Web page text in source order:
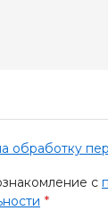
обработку
с
*